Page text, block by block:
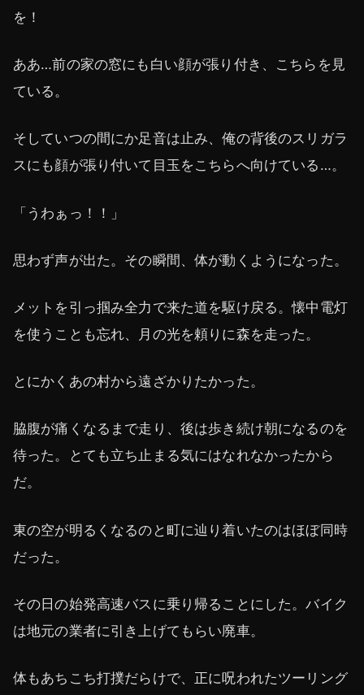
を！
ああ…前の家の窓にも白い顔が張り付き、こちらを見
ている。
そしていつの間にか足音は止み、俺の背後のスリガラ
スにも顔が張り付いて目玉をこちらへ向けている…。
「うわぁっ！！」
思わず声が出た。その瞬間、体が動くようになった。
メットを引っ掴み全力で来た道を駆け戻る。懐中電灯
を使うことも忘れ、月の光を頼りに森を走った。
とにかくあの村から遠ざかりたかった。
脇腹が痛くなるまで走り、後は歩き続け朝になるのを
待った。とても立ち止まる気にはなれなかったから
だ。
東の空が明るくなるのと町に辿り着いたのはほぼ同時
だった。
その日の始発高速バスに乗り帰ることにした。バイク
は地元の業者に引き上げてもらい廃車。
体もあちこち打撲だらけで、正に呪われたツーリング